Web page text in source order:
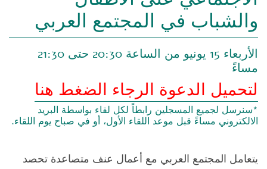
والشباب في المجتمع العربي
الأربعاء 15 يونيو من الساعة 20:30 حتى 21:30
مساءً
لتحميل الدعوة الرجاء الضغط هنا
*سنرسل لجميع المسجلين رابطاً لكل لقاء بواسطة البريد
الالكتروني مساءً قبل موعد اللقاء الأول، أو في صباح يوم اللقاء.
يتعامل المجتمع العربي مع أعمال عنف متصاعدة تحصد